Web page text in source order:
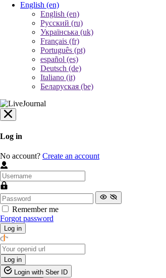
English (en)
English (en)
Русский (ru)
Українська (uk)
Français (fr)
Português (pt)
español (es)
Deutsch (de)
Italiano (it)
Беларуская (be)
Log in
No account? Create an account
Remember me
Forgot password
Log in
Log in
Login with Sber ID